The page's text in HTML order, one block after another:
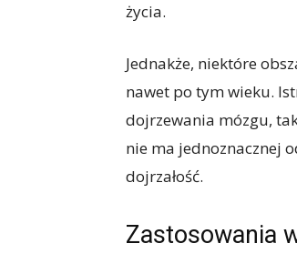
życia.
Jednakże, niektóre
nawet po tym wieku.
dojrzewania mózgu,
nie ma jednoznacznej
dojrzałość.
Zastosowania